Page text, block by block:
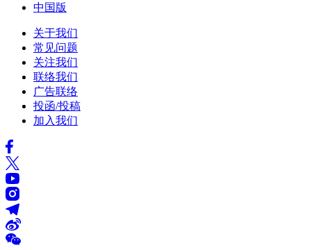
中国版
关于我们
常见问题
关注我们
联络我们
广告联络
投函/投稿
加入我们